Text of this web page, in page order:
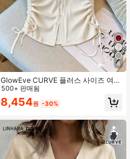
8
GlowEve CURVE 플러스 사이즈 여성
용 V넥 민소매 니트 탑, 양쪽에 드로스
트링 디테일, 여름
500+ 판매됨
8,454원 -30%